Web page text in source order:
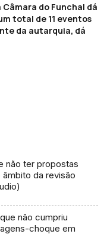
do Funchal dá
total de 11 eventos
da autarquia, dá
não ter propostas
âmbito da revisão
não cumpriu
choque em